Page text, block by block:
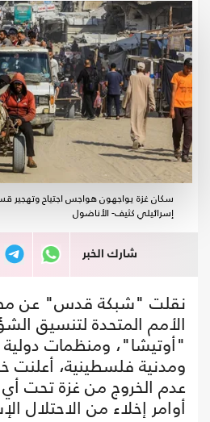
سكان غزة يواجهون هواجس اجتياح
إسرائيلي كثيف- الأناضول
شارك الخبر
نقلت "شبكة قدس" عن
الأمم المتحدة لتنسيق
"أوتيشا"، ومنظمات
ومدنية فلسطينية، أعلنت
عدم الخروج من غزة تحت
أوامر إخلاء من الاحتلال